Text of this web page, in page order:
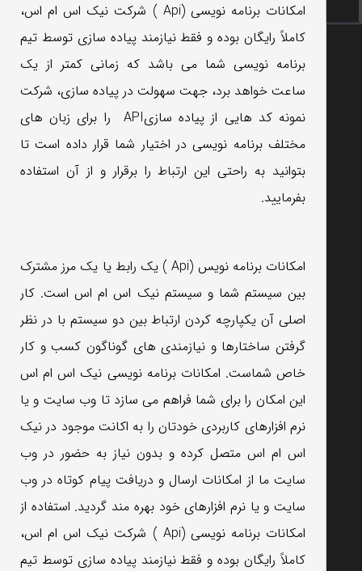
امکانات برنامه نویسی (Api ) شرکت نیک اس ام اس،
کاملاً رایگان بوده و فقط نیازمند پیاده سازی توسط تیم
برنامه نویسی شما می باشد که زمانی کمتر از یک
ساعت خواهد برد، جهت سهولت در پیاده سازی، شرکت
نمونه کد هایی از پیاده سازیAPI را برای زبان های
مختلف برنامه نویسی در اختیار شما قرار داده است تا
بتوانید به راحتی این ارتباط را برقرار و از آن استفاده
بفرمایید.
امکانات برنامه نویس (Api ) یک رابط یا یک مرز مشترک
بین سیستم شما و سیستم نیک اس ام اس است. کار
اصلی آن یکپارچه کردن ارتباط بین دو سیستم با در نظر
گرفتن ساختارها و نیازمندی های گوناگون کسب و کار
خاص شماست. امکانات برنامه نویسی نیک اس ام اس
این امکان را برای شما فراهم می سازد تا وب سایت و یا
نرم افزارهای کاربردی خودتان را به اکانت موجود در نیک
اس ام اس متصل کرده و بدون نیاز به حضور در وب
سایت ما از امکانات ارسال و دریافت پیام کوتاه در وب
سایت و یا نرم افزارهای خود بهره مند گردید. استفاده از
امکانات برنامه نویسی (Api ) شرکت نیک اس ام اس،
کاملاً رایگان بوده و فقط نیازمند پیاده سازی توسط تیم